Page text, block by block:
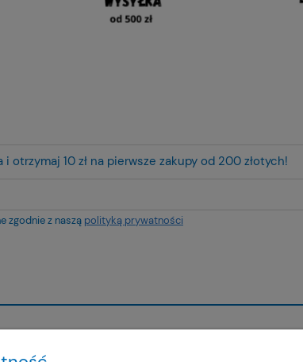
otrzymaj 10 zł na pierwsze zakupy od 200 złotych!
zgodnie z naszą polityką prywatności